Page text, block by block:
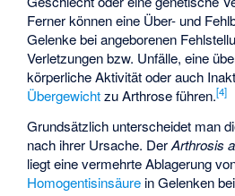
Ferner können eine Über- und
Gelenke bei angeborenen
Verletzungen bzw. Unfälle, eine
körperliche Aktivität oder auch
Übergewichtzu Arthrose führen.[4]
Grundsätzlich unterscheidet man
nach ihrer Ursache. DerArthrosis
liegt eine vermehrte Ablagerung
Homogentisinsäure in Gelenken